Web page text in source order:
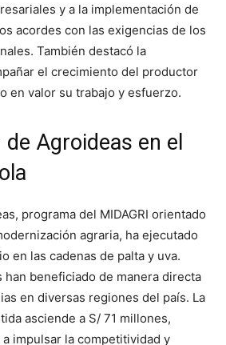
y a la implementación de
acordes con las exigencias de los
También destacó la
el crecimiento del productor
en valor su trabajo y esfuerzo.
Agroideas en el
programa del MIDAGRI orientado
agraria, ha ejecutado
en las cadenas de palta y uva.
han beneficiado de manera directa
en diversas regiones del país. La
asciende a S/ 71 millones,
impulsar la competitividad y